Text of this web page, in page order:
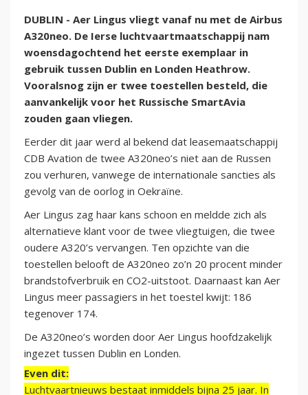
DUBLIN - Aer Lingus vliegt vanaf nu met de Airbus
A320neo. De Ierse luchtvaartmaatschappij nam
woensdagochtend het eerste exemplaar in
gebruik tussen Dublin en Londen Heathrow.
Vooralsnog zijn er twee toestellen besteld, die
aanvankelijk voor het Russische SmartAvia
zouden gaan vliegen.
Eerder dit jaar werd al bekend dat leasemaatschappij
CDB Avation de twee A320neo’s niet aan de Russen
zou verhuren, vanwege de internationale sancties als
gevolg van de oorlog in Oekraïne.
Aer Lingus zag haar kans schoon en meldde zich als
alternatieve klant voor de twee vliegtuigen, die twee
oudere A320’s vervangen. Ten opzichte van die
toestellen belooft de A320neo zo’n 20 procent minder
brandstofverbruik en CO2-uitstoot. Daarnaast kan Aer
Lingus meer passagiers in het toestel kwijt: 186
tegenover 174.
De A320neo’s worden door Aer Lingus hoofdzakelijk
ingezet tussen Dublin en Londen.
Even dit:
Luchtvaartnieuws bestaat inmiddels bijna 25 jaar. In